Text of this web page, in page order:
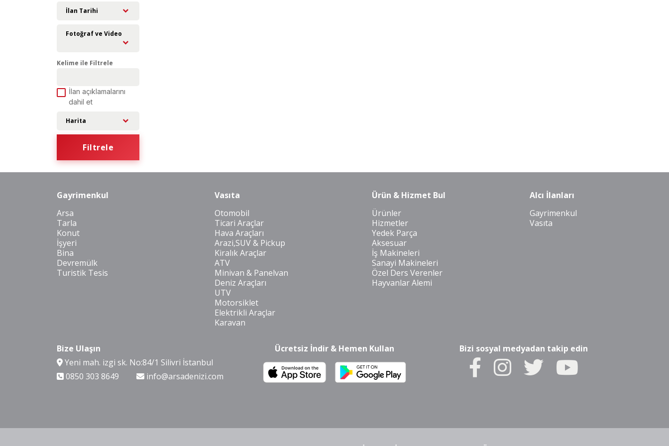
İlan Tarihi
Fotoğraf ve Video
Kelime ile Filtrele
İlan açıklamalarını
dahil et
Harita
Filtrele
Gayrimenkul
Arsa
Tarla
Konut
İşyeri
Bina
Devremülk
Turistik Tesis
Vasıta
Otomobil
Ticari Araçlar
Hava Araçları
Arazi,SUV & Pickup
Kiralık Araçlar
ATV
Minivan & Panelvan
Deniz Araçları
UTV
Motorsiklet
Elektrikli Araçlar
Karavan
Ürün & Hizmet Bul
Ürünler
Hizmetler
Yedek Parça
Aksesuar
İş Makineleri
Sanayi Makineleri
Özel Ders Verenler
Hayvanlar Alemi
Alcı İlanları
Gayrimenkul
Vasıta
Bize Ulaşın
Yeni mah. izgi sk. No:84/1 Silivri İstanbul
0850 303 8649
info@arsadenizi.com
Ücretsiz İndir & Hemen Kullan Bizi sosyal medyadan takip edin